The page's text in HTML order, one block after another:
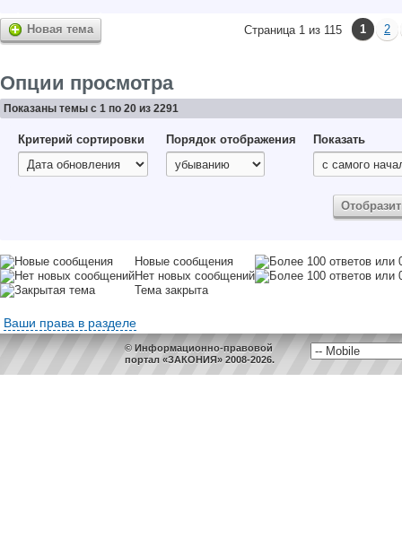
Новая тема Страница 1 из 115 1 2
Опции просмотра
Показаны темы с 1 по 20 из 2291
Критерий сортировки Порядок отображения Показать
Новые сообщения
Нет новых сообщений
Тема закрыта
Ваши права в разделе
© Информационно-правовой
портал «ЗАКОНИЯ» 2008-2026.